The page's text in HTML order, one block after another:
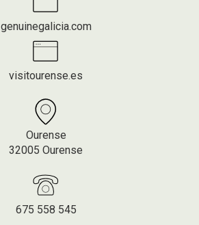
genuinegalicia.com
visitourense.es
Ourense
32005 Ourense
675 558 545